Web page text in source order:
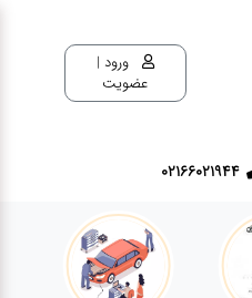
ورود |
عضویت
02166021944